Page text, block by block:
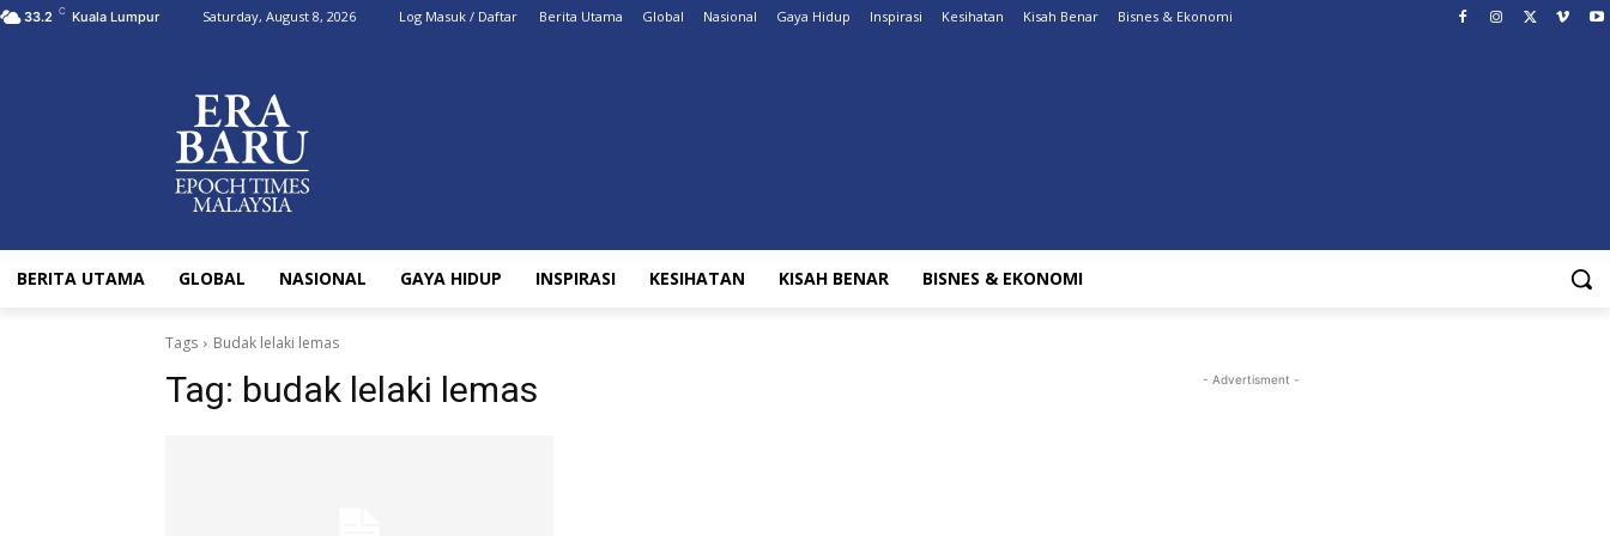
33.2 C Kuala Lumpur Saturday, August 8, 2026 Log Masuk / Daftar Berita Utama Global Nasional Gaya Hidup Inspirasi Kesihatan Kisah Benar Bisnes & Ekonomi
BERITA UTAMA GLOBAL NASIONAL GAYA HIDUP INSPIRASI KESIHATAN KISAH BENAR BISNES & EKONOMI
Tags Budak lelaki lemas
Tag: budak lelaki lemas - Advertisment -